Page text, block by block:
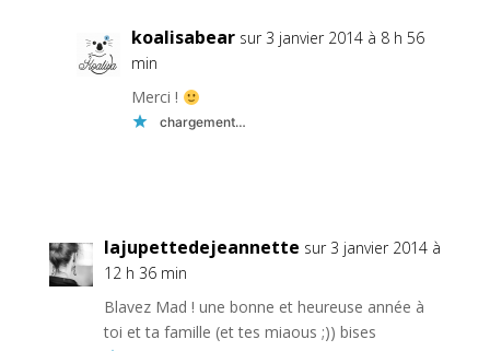
koalisabear sur 3 janvier 2014 à 8 h 56
min
Merci !
chargement…
lajupettedejeannette sur 3 janvier 2014 à
12 h 36 min
Blavez Mad ! une bonne et heureuse année à
toi et ta famille (et tes miaous ;)) bises